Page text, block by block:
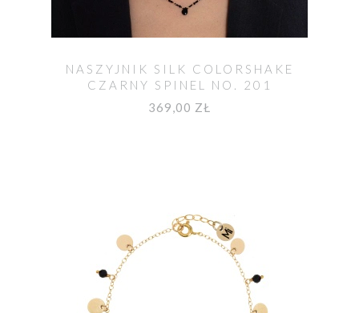
NASZYJNIK SILK COLORSHAKE
CZARNY SPINEL NO. 201
369,00 ZŁ